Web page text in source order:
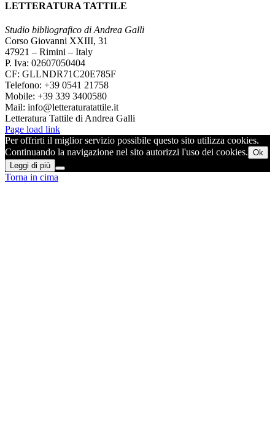
LETTERATURA TATTILE
Studio bibliografico di Andrea Galli
Corso Giovanni XXIII, 31
47921 – Rimini – Italy
P. Iva: 02607050404
CF: GLLNDR71C20E785F
Telefono: +39 0541 21758
Mobile: +39 339 3400580
Mail: info@letteraturatattile.it
Letteratura Tattile di Andrea Galli
Page load link
Per offrirti il miglior servizio possibile questo sito utilizza cookies.
Continuando la navigazione nel sito autorizzi l'uso dei cookies. Ok
Leggi di più
Torna in cima